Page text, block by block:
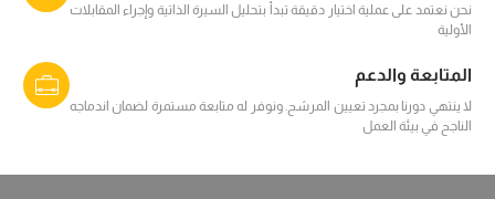
نحن نعتمد على عملية اختيار دقيقة تبدأ بتحليل السيرة الذاتية وإجراء المقابلات
الأولية
المتابعة والدعم
لا ينتهي دورنا بمجرد تعيين المرشح. ونوفر له متابعة مستمرة لضمان اندماجه
الناجح في بيئة العمل